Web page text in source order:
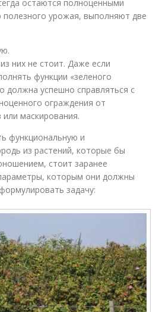
остаются полноценными
урожая, выполняют две
них не стоит. Даже если
функции «зеленого
должна успешно справляться с
ограждения от
или маскирования.
функциональную и
из растений, которые бы
стоит заранее
которым они должны
задачу: